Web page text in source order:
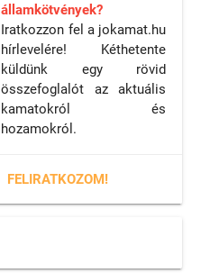
államkötvények?
Iratkozzon fel a jokamat.hu
hírlevelére! Kéthetente
küldünk egy rövid
összefoglalót az aktuális
kamatokról és
hozamokról.
FELIRATKOZOM!